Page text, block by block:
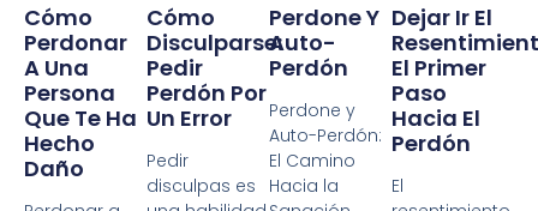
Cómo
Perdonar
A Una
Persona
Que Te Ha
Hecho
Daño
Cómo
Disculparse:
Pedir
Perdón Por
Un Error
Pedir
disculpas es
Perdone Y
Auto-
Perdón
Perdone y
Auto-Perdón:
El Camino
Hacia la
Dejar Ir El
El Primer
Paso
Hacia El
Perdón
El